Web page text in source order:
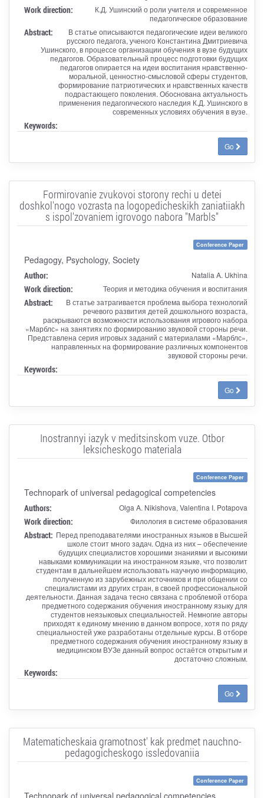
Work direction:
К.Д. Ушинский о роли учителя и современное
педагогическое образование
Abstract:
В статье описываются педагогические идеи великого
русского педагога, ученого Константина Дмитриевича
Ушинского, в процессе организации обучения в вузе будущих
педагогов. Образовательный процесс подготовки будущих
педагогов опирается на идеи воспитания нравственно-
моральной, ценностно-смысловой сферы студентов,
формирование патриотических и нравственных качеств
подрастающего поколения. Обоснована актуальность
применения педагогического наследия К.Д. Ушинского в
современных условиях обучения в вузе.
Keywords:
Go
Formirovanie zvukovoi storony rechi u detei
doshkol'nogo vozrasta na logopedicheskikh zaniatiiakh
s ispol'zovaniem igrovogo nabora "Marbls"
Conference Paper
Pedagogy, Psychology, Society
Author: Natalia A. Ukhina
Work direction: Теория и методика обучения и воспитания
Abstract:
В статье затрагивается проблема выбора технологий
речевого развития детей дошкольного возраста,
раскрываются возможности использования игрового набора
«Марблс» на занятиях по формированию звуковой стороны речи.
Представлена серия игровых заданий с материалами «Марблс»,
направленных на формирование различных компонентов
звуковой стороны речи.
Keywords:
Go
Inostrannyi iazyk v meditsinskom vuze. Otbor
leksicheskogo materiala
Conference Paper
Technopark of universal pedagogical competencies
Authors: Olga A. Nikishova, Valentina I. Potapova
Work direction: Филология в системе образования
Abstract: Перед преподавателями иностранных языков в Высшей
школе стоит много задач. Одна из них – обеспечение
будущих специалистов хорошими знаниями и высокими
навыками коммуникации на иностранном языке, что позволит
студентам в дальнейшем использовать научную информацию,
полученную из зарубежных источников и при общении со
специалистами из других стран, в своей профессиональной
деятельности. Данная задача тесно связана с проблемой отбора
предметного содержания обучения иностранному языку для
студентов неязыковых специальностей. Немногие авторы
приходят к единому мнению в данном вопросе, хотя по ряду
специальностей уже разработаны отдельные курсы. В отборе
предметного содержания обучения иностранному языку в
медицинском ВУЗе данный вопрос остаётся открытым и
достаточно сложным.
Keywords:
Go
Matematicheskaia gramotnost' kak predmet nauchno-
pedagogicheskogo issledovaniia
Conference Paper
Technopark of universal pedagogical competencies